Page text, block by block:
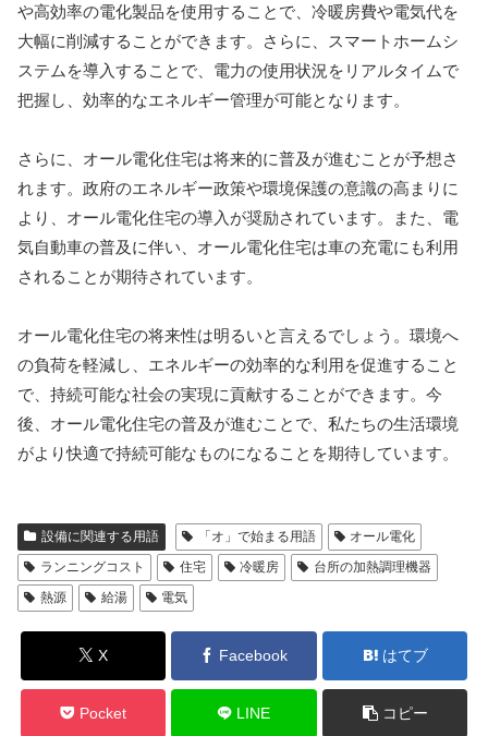
や高効率の電化製品を使用することで、冷暖房費や電気代を
大幅に削減することができます。さらに、スマートホームシ
ステムを導入することで、電力の使用状況をリアルタイムで
把握し、効率的なエネルギー管理が可能となります。
さらに、オール電化住宅は将来的に普及が進むことが予想さ
れます。政府のエネルギー政策や環境保護の意識の高まりに
より、オール電化住宅の導入が奨励されています。また、電
気自動車の普及に伴い、オール電化住宅は車の充電にも利用
されることが期待されています。
オール電化住宅の将来性は明るいと言えるでしょう。環境へ
の負荷を軽減し、エネルギーの効率的な利用を促進すること
で、持続可能な社会の実現に貢献することができます。今
後、オール電化住宅の普及が進むことで、私たちの生活環境
がより快適で持続可能なものになることを期待しています。
設備に関連する用語 「オ」で始まる用語
オール電化
ランニングコスト
住宅 冷暖房
台所の加熱調理機器
熱源
給湯 電気
X Facebook はてブ
Pocket LINE コピー